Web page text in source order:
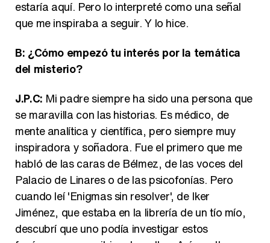
estaría aquí. Pero lo interpreté como una señal
que me inspiraba a seguir. Y lo hice.
B: ¿Cómo empezó tu interés por la temática
del misterio?
J.P.C: Mi padre siempre ha sido una persona que
se maravilla con las historias. Es médico, de
mente analítica y científica, pero siempre muy
inspiradora y soñadora. Fue el primero que me
habló de las caras de Bélmez, de las voces del
Palacio de Linares o de las psicofonías. Pero
cuando leí 'Enigmas sin resolver', de Iker
Jiménez, que estaba en la librería de un tío mío,
descubrí que uno podía investigar estos